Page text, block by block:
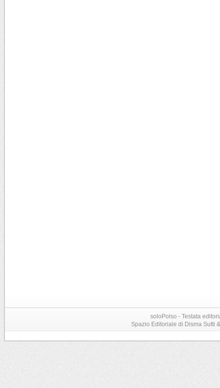
soloPolso - Testata
Spazio Editoriale di Disma Sutti